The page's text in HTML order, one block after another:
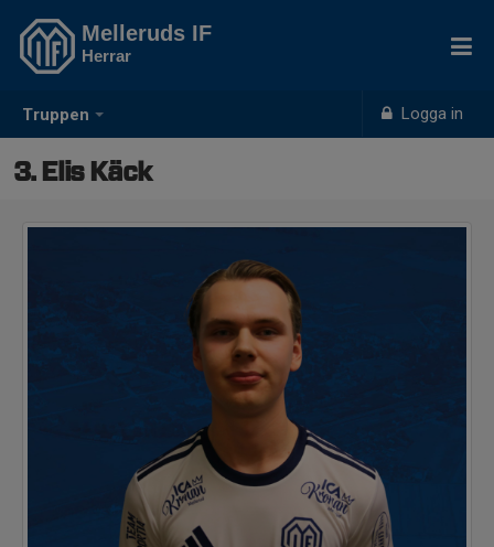
Truppen Logga in
Melleruds IF
Herrar
3. Elis Käck